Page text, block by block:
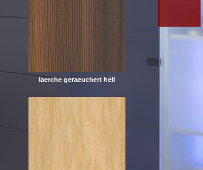
laerche geraeuchert hell